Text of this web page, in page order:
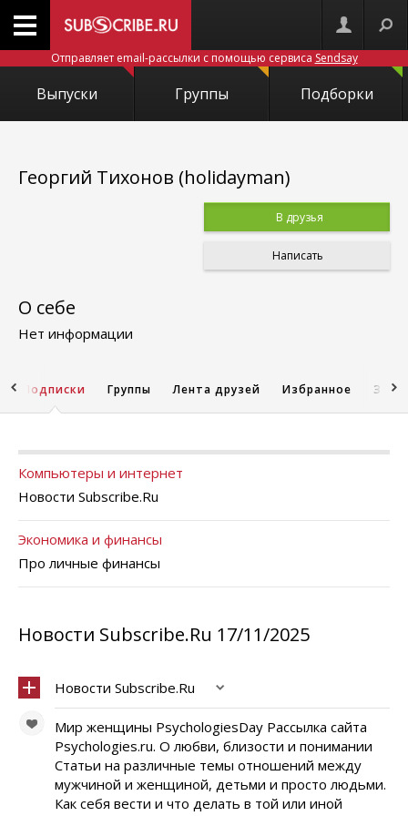
Отправляет email-рассылки с помощью сервиса Sendsay
Выпуски Группы Подборки
Георгий Тихонов (holidayman)
В друзья
Написать
О себе
Нет информации
Подписки Группы Лента друзей Избранное
Компьютеры и интернет
Новости Subscribe.Ru
Экономика и финансы
Про личные финансы
Новости Subscribe.Ru 17/11/2025
Новости Subscribe.Ru
Мир женщины PsychologiesDay Рассылка сайта
Psychologies.ru. О любви, близости и понимании
Статьи на различные темы отношений между
мужчиной и женщиной, детьми и просто людьми.
Как себя вести и что делать в той или иной